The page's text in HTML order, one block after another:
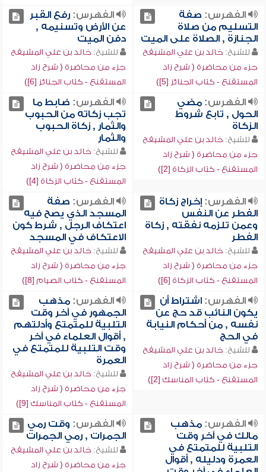
الفهرس: صفة
التسليم من صلاة
الجنازة , الصلاة على الميت
للشيخ: خالد بن علي المشيقح
جزء من محاضرة ( شرح زاد
المستقنع - كتاب الجنائز [5])
الفهرس:رفع القبر
عن الأرض وتسنيمه ,
دفن الميت
للشيخ: خالد بن علي المشيقح
جزء من محاضرة ( شرح زاد
المستقنع - كتاب الجنائز [6])
الفهرس:مضي
الحول , تابع شروط
الزكاة
للشيخ: خالد بن علي المشيقح
جزء من محاضرة ( شرح زاد
المستقنع - كتاب الزكاة [2])
الفهرس: ضابط ما
تجب زكاته من الحبوب
والثمار , زكاة الحبوب
والثمار
للشيخ: خالد بن علي المشيقح
جزء من محاضرة ( شرح زاد
المستقنع - كتاب الزكاة [4])
الفهرس:إخراج زكاة
الفطر عن النفس
وعمن تلزمه نفقته , زكاة
الفطر
للشيخ: خالد بن علي المشيقح
جزء من محاضرة ( شرح زاد
المستقنع - كتاب الزكاة [6])
الفهرس: صفة
المسجد الذي يصح فيه
اعتكاف الرجل , شرط كون
الاعتكاف في المسجد
للشيخ: خالد بن علي المشيقح
جزء من محاضرة ( شرح زاد
المستقنع - كتاب الصيام [8])
الفهرس:اشتراط أن
يكون النائب قد حج عن
نفسه , من أحكام النيابة
في الحج
للشيخ: خالد بن علي المشيقح
جزء من محاضرة ( شرح زاد
المستقنع - كتاب المناسك [2])
الفهرس:مذهب
الجمهور في آخر وقت
التلبية للمتمتع وأدلتهم
, أقوال العلماء في آخر
وقت التلبية للمتمتع في
العمرة
للشيخ: خالد بن علي المشيقح
جزء من محاضرة ( شرح زاد
المستقنع - كتاب المناسك [9])
الفهرس:مذهب
مالك في آخر وقت
التلبية للمتمتع في
العمرة ودليله , أقوال
الفهرس: وقت رمي
الجمرات , رمي الجمرات
للشيخ: خالد بن علي المشيقح
جزء من محاضرة ( شرح زاد